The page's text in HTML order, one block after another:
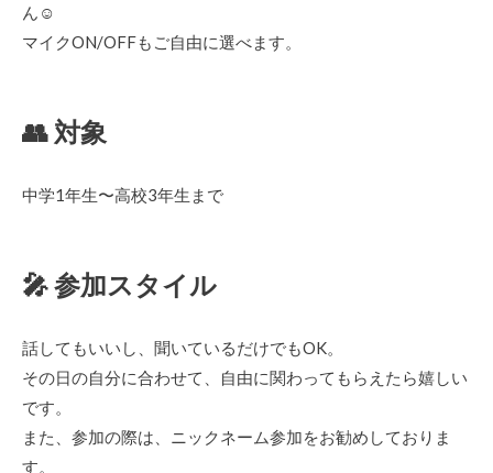
ん☺︎
マイクON/OFFもご自由に選べます。
👥 対象
中学1年生〜高校3年生まで
🎤 参加スタイル
話してもいいし、聞いているだけでもOK。
その日の自分に合わせて、自由に関わってもらえたら嬉しい
です。
また、参加の際は、ニックネーム参加をお勧めしておりま
す。